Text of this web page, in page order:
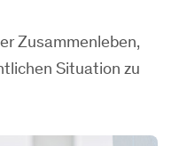
Zusammenleben,
Situation zu